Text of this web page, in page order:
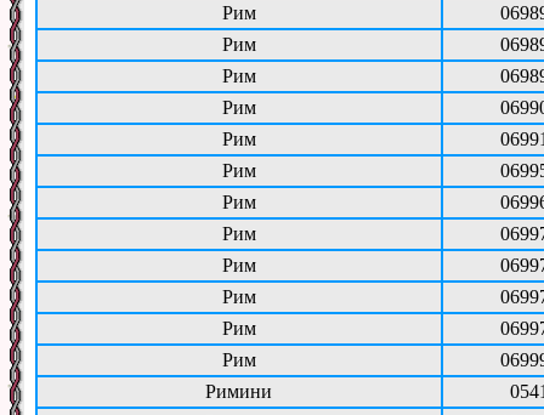
Рим
Рим
Рим
Рим
Рим
Рим
Рим
Рим
Рим
Рим
Рим
Рим
Римини